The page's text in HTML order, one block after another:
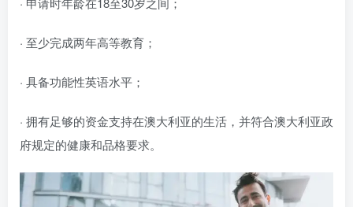
· 至少完成两年高等教育；
· 具备功能性英语水平；
· 拥有足够的资金支持在澳大利亚的生活，并符合澳大利亚政
府规定的健康和品格要求。